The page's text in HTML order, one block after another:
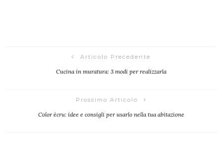
Articolo Precedente
Cucina in muratura: 3 modi per realizzarla
Prossimo Articolo
Color écru: idee e consigli per usarlo nella tua abitazione